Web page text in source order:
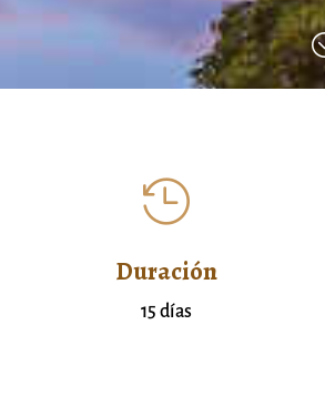

Duración
15 días